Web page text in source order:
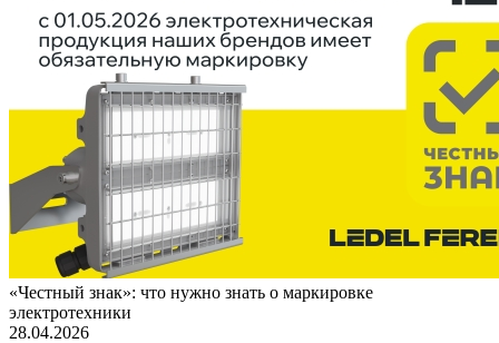
«Честный знак»: что нужно знать о маркировке
электротехники
28.04.2026